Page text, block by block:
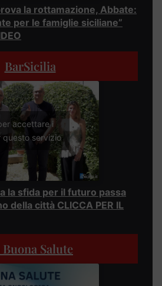
la rottamazione, Abbate:
per le famiglie siciliane”
BarSicilia
accettare i
questo servizio
la sfida per il futuro passa
della città CLICCA PER IL
Buona Salute